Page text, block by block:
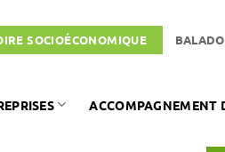
SOCIOÉCONOMIQUE
ACCOMPAGNEMENT